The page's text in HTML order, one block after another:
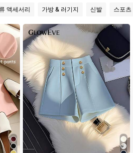
워
워
워
워
워
액세서리 가방 & 러기지 신발 스포